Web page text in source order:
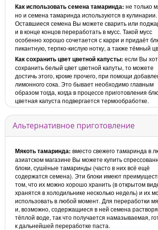
Как использовать семена тамаринда: не только
но и семена тамаринда используются в кулинарии.
Оставшиеся семена Вы можете сварить или
и в конце концов переработать в мусс. Такой мусс
особенно хорошо сочетается с карри и придаёт
пикантную, терпко-кислую нотку, а также тёмный
Как сохранить цвет цветной капусты: если Вы
сохранить белый цвет цветной капуты, то можете
достичь этого, кроме прочего, при помощи
лимонного сока. Это бывает необходимо главным
образом тогда, когда в процессе приготовления
цветная капуста подвергается термообработке.
Альтернативное приготовление
Мякоть тамаринда: вместо свежего тамаринда в
азиатском магазине Вы можете купить
блоки, сушёные тамаринды (часто в них всё ещё
содержатся семена). Эти блоки имеют
том, что их можно хорошо хранить (в открытом
хранятся в холодильнике несколько недель) и их
использовать в любой момент. Для переработки
и, возможно, содержащиеся в ней семена
тёплой воде, так что получается намазываемая,
к дальнейшей переработке паста.